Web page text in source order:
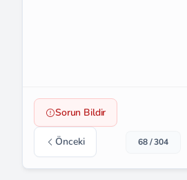
Sorun Bildir
Önceki 68 / 304